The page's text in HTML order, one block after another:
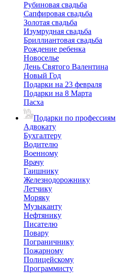
Рубиновая свадьба
Сапфировая свадьба
Золотая свадьба
Изумрудная свадьба
Бриллиантовая свадьба
Рождение ребенка
Новоселье
День Святого Валентина
Новый Год
Подарки на 23 февраля
Подарки на 8 Марта
Пасха
Подарки по профессиям
Адвокату
Бухгалтеру
Водителю
Военному
Врачу
Гаишнику
Железнодорожнику
Летчику
Моряку
Музыканту
Нефтянику
Писателю
Повару
Пограничнику
Пожарному
Полицейскому
Программисту